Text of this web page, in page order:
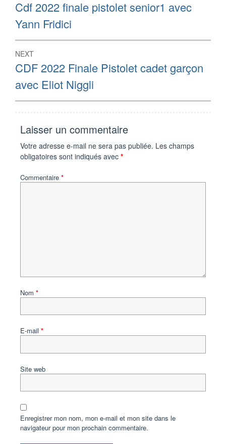
l’article
Previous
post:
Cdf 2022 finale pistolet senior1 avec
Yann Fridici
NEXT
Next
post:
CDF 2022 Finale Pistolet cadet garçon
avec Eliot Niggli
Laisser un commentaire
Votre adresse e-mail ne sera pas publiée. Les champs
obligatoires sont indiqués avec *
Commentaire *
Nom *
E-mail *
Site web
Enregistrer mon nom, mon e-mail et mon site dans le
navigateur pour mon prochain commentaire.